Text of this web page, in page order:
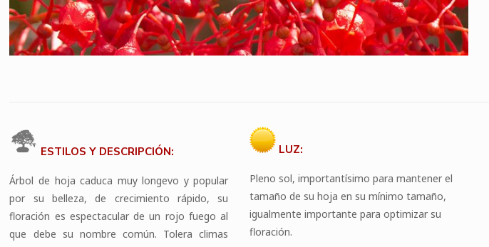
ESTILOS Y DESCRIPCIÓN:
Árbol de hoja caduca muy longevo y popular
por su belleza, de crecimiento rápido, su
floración es espectacular de un rojo fuego al
que debe su nombre común. Tolera climas
LUZ:
Pleno sol, importantísimo para mantener el
tamaño de su hoja en su mínimo tamaño,
igualmente importante para optimizar su
floración.